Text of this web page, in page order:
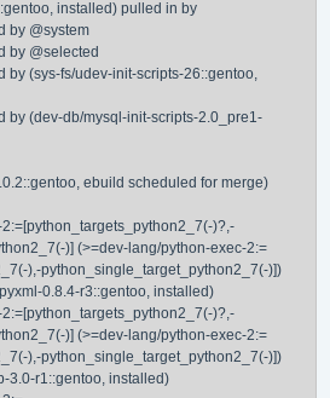
installed) pulled in by
by @system
by @selected
by (sys-fs/udev-init-scripts-26::gentoo,
by (dev-db/mysql-init-scripts-2.0_pre1-
ebuild scheduled for merge)
)?,-
)] (>=dev-lang/python-exec-2:=
),-python_single_target_python2_7(-)])
0.8.4-r3::gentoo, installed)
)?,-
)] (>=dev-lang/python-exec-2:=
),-python_single_target_python2_7(-)])
3.0-r1::gentoo, installed)